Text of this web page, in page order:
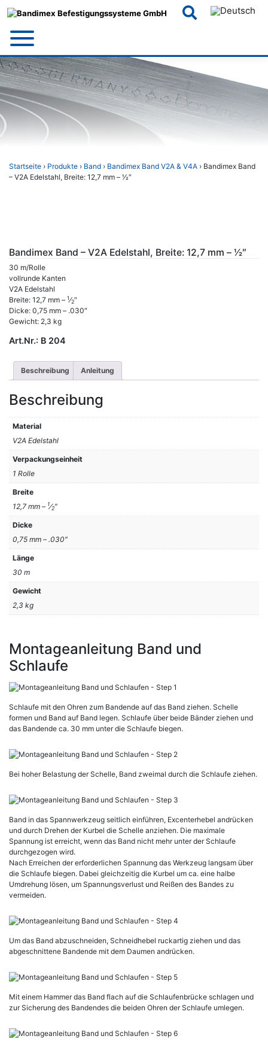
Startseite › Produkte › Band › Bandimex Band V2A & V4A › Bandimex Band
– V2A Edelstahl, Breite: 12,7 mm – 1⁄2″
Bandimex Band – V2A Edelstahl, Breite: 12,7 mm – 1⁄2″
30 m/Rolle
vollrunde Kanten
V2A Edelstahl
Breite: 12,7 mm – 1⁄2″
Dicke: 0,75 mm – .030″
Gewicht: 2,3 kg
Art.Nr.: B 204
Beschreibung Anleitung
Beschreibung
Material
V2A Edelstahl
Verpackungseinheit
1 Rolle
Breite
12,7 mm – 1⁄2″
Dicke
0,75 mm – .030″
Länge
30 m
Gewicht
2,3 kg
Montageanleitung Band und
Schlaufe
Schlaufe mit den Ohren zum Bandende auf das Band ziehen. Schelle
formen und Band auf Band legen. Schlaufe über beide Bänder ziehen und
das Bandende ca. 30 mm unter die Schlaufe biegen.
Bei hoher Belastung der Schelle, Band zweimal durch die Schlaufe ziehen.
Band in das Spannwerkzeug seitlich einführen, Excenterhebel andrücken
und durch Drehen der Kurbel die Schelle anziehen. Die maximale
Spannung ist erreicht, wenn das Band nicht mehr unter der Schlaufe
durchgezogen wird.
Nach Erreichen der erforderlichen Spannung das Werkzeug langsam über
die Schlaufe biegen. Dabei gleichzeitig die Kurbel um ca. eine halbe
Umdrehung lösen, um Spannungsverlust und Reißen des Bandes zu
vermeiden.
Um das Band abzuschneiden, Schneidhebel ruckartig ziehen und das
abgeschnittene Bandende mit dem Daumen andrücken.
Mit einem Hammer das Band flach auf die Schlaufenbrücke schlagen und
zur Sicherung des Bandendes die beiden Ohren der Schlaufe umlegen.